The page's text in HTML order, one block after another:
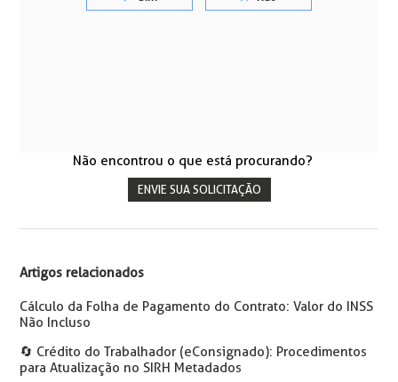
Não encontrou o que está procurando?
ENVIE SUA SOLICITAÇÃO
Artigos relacionados
Cálculo da Folha de Pagamento do Contrato: Valor do INSS
Não Incluso
🔄️ Crédito do Trabalhador (eConsignado): Procedimentos
para Atualização no SIRH Metadados